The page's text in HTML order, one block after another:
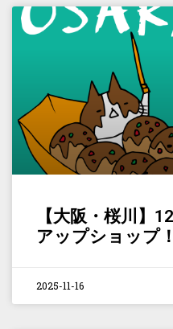
【大阪・桜川】
アップショップ
2025-11-16